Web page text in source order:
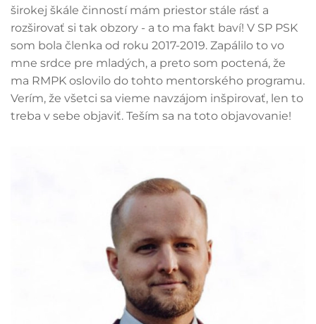
širokej škále činností mám priestor stále rásť a
rozširovať si tak obzory - a to ma fakt baví! V SP PSK
som bola členka od roku 2017-2019. Zapálilo to vo
mne srdce pre mladých, a preto som poctená, že
ma RMPK oslovilo do tohto mentorského programu.
Verím, že všetci sa vieme navzájom inšpirovať, len to
treba v sebe objaviť. Teším sa na toto objavovanie!